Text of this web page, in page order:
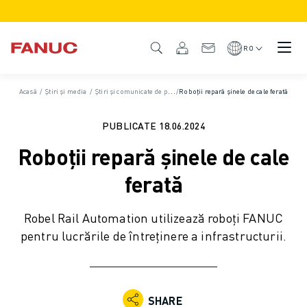
PREZENTARE GENERALĂ A PRODUSULUI
CUSTOMIZARE
SIMULARE - DIGITAL TWIN SOLUTIONS
SOLUȚII DE RETEHNOLOGIZARE
MODELE CNC AVANSATE
RO
Acasă / Știri și media / Știri și comunicate de presă / Comunicate de presă
/Roboții repară șinele de cale ferată
PUBLICATE 18.06.2024
Roboții repară șinele de cale
ferată
Robel Rail Automation utilizează roboți FANUC
pentru lucrările de întreținere a infrastructurii.
SHARE